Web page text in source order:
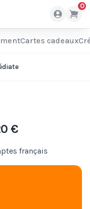
0
Cartes cadeaux
€
français